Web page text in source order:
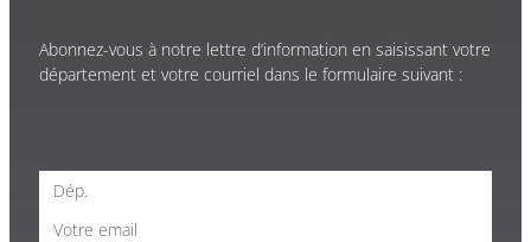
Abonnez-vous à notre lettre d’information en saisissant votre
département et votre courriel dans le formulaire suivant :